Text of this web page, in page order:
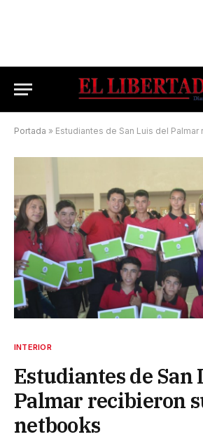
Portada » Estudiantes de San Luis del Palmar
INTERIOR
Estudiantes de San
Palmar recibieron
netbooks